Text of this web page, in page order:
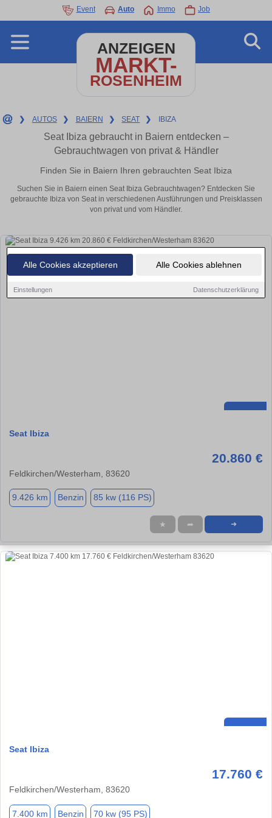
Alle Cookies akzeptieren Alle Cookies ablehnen
Einstellungen Datenschutzerklärung
Event Auto Immo Job
ANZEIGEN
MARKT-
ROSENHEIM
❯ AUTOS ❯ BAIERN ❯ SEAT ❯ IBIZA
Seat Ibiza gebraucht in Baiern entdecken –
Gebrauchtwagen von privat & Händler
Finden Sie in Baiern Ihren gebrauchten Seat Ibiza
Suchen Sie in Baiern einen Seat Ibiza Gebrauchtwagen? Entdecken Sie
gebrauchte Ibiza von Seat in verschiedenen Ausführungen und Preisklassen
von privat und vom Händler.
Seat Ibiza
20.860 €
Feldkirchen/Westerham, 83620
9.426 km Benzin 85 kw (116 PS)
★ ➦ ➜
Seat Ibiza
17.760 €
Feldkirchen/Westerham, 83620
7.400 km Benzin 70 kw (95 PS)